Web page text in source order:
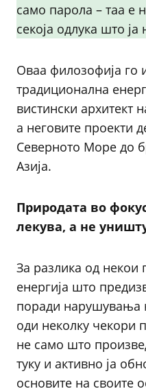
само парола – таа е
секоја одлука што ја
Оваа филозофија го
традиционална
вистински архитект
а неговите проекти
Северното Море до
Азија.
Природата во
лекува, а не
За разлика од некои
енергија што
поради нарушувања
оди неколку чекори
не само што
туку и активно ја
основите на своите